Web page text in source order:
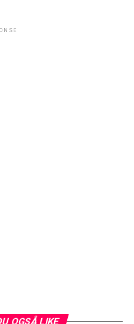
OGSÅ LIKE